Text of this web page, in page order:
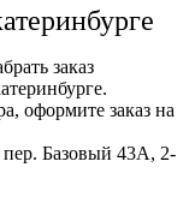
заказ
оформите заказ на
пер. Базовый 43А, 2-